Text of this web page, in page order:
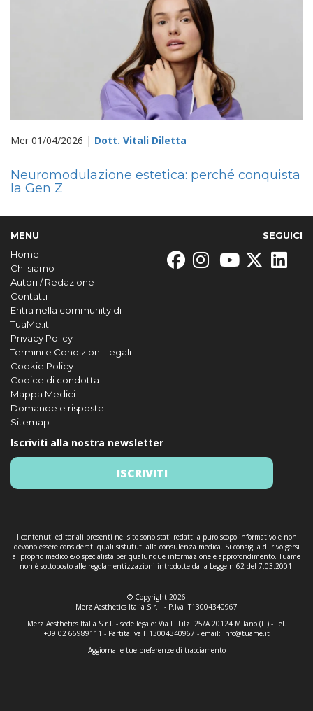
Mer 01/04/2026 | Dott. Vitali Diletta
Neuromodulazione estetica: perché conquista
la Gen Z
MENU
Home
Chi siamo
Autori / Redazione
Contatti
Entra nella community di
TuaMe.it
Privacy Policy
Termini e Condizioni Legali
Cookie Policy
Codice di condotta
Mappa Medici
Domande e risposte
Sitemap
SEGUICI
Iscriviti alla nostra newsletter
ISCRIVITI
I contenuti editoriali presenti nel sito sono stati redatti a puro scopo informativo e non
devono essere considerati quali sistututi alla consulenza medica. Si consiglia di rivolgersi
al proprio medico e/o specialista per qualunque informazione e approfondimento. Tuame
non è sottoposto alle regolamentizzazioni introdotte dalla Legge n.62 del 7.03.2001.
© Copyright 2026
Merz Aesthetics Italia S.r.l. - P.Iva IT13004340967
Merz Aesthetics Italia S.r.l. - sede legale: Via F. Filzi 25/A 20124 Milano (IT) - Tel.
+39 02 66989111 - Partita iva IT13004340967 - email: info@tuame.it
Aggiorna le tue preferenze di tracciamento